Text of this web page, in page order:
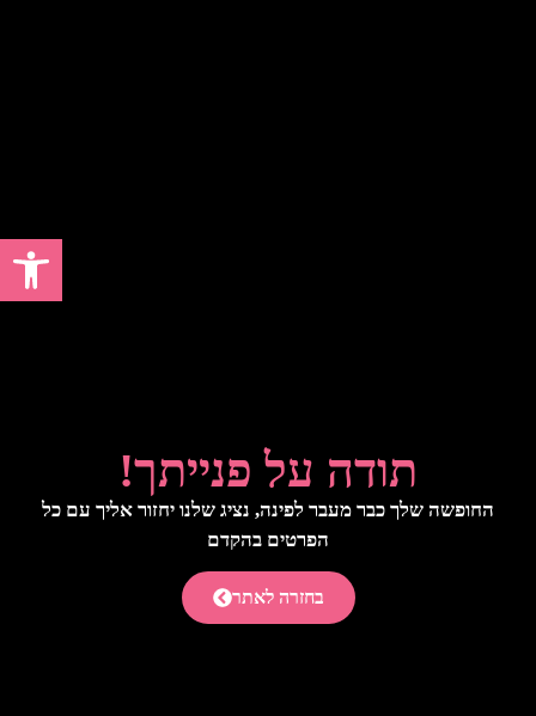
פתח
תודה על פנייתך!
החופשה שלך כבר מעבר לפינה, נציג שלנו יחזור אליך עם כל
הפרטים בהקדם
בחזרה לאתר